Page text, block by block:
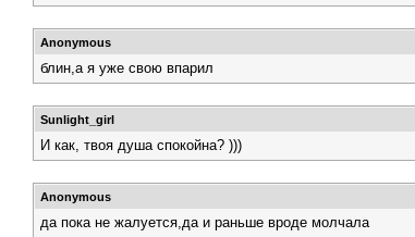
Anonymous
блин,а я уже свою впарил
Sunlight_girl
И как, твоя душа спокойна? )))
Anonymous
да пока не жалуется,да и раньше вроде молчала